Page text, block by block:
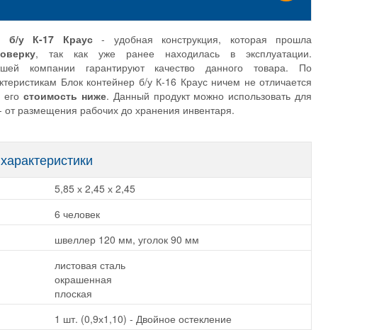
б/у К-17 Краус- удобная конструкция, которая прошла
, так как уже ранее находилась в эксплуатации.
компании гарантируют качество данного товара. По
Блок контейнер б/у К-16 Краус ничем не отличается
егостоимость ниже. Данный продукт можно использовать для
от размещения рабочих до хранения инвентаря.
5,85 х 2,45 х 2,45
6 человек
швеллер 120 мм, уголок 90 мм
листовая сталь
окрашенная
плоская
1 шт. (0,9х1,10) - Двойное остекление